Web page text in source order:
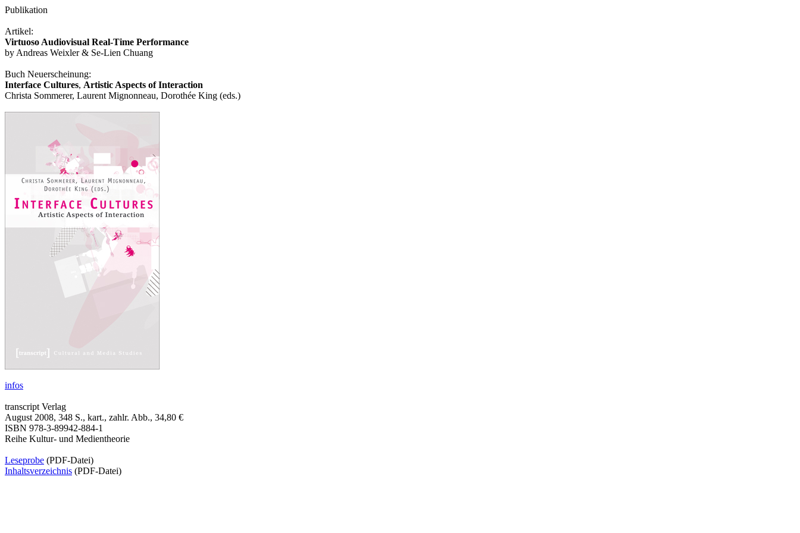
Publikation
Artikel:
Virtuoso Audiovisual Real-Time Performance
by Andreas Weixler & Se-Lien Chuang
Buch Neuerscheinung:
Interface Cultures, Artistic Aspects of Interaction
Christa Sommerer, Laurent Mignonneau, Dorothée King (eds.)
infos
transcript Verlag
August 2008, 348 S., kart., zahlr. Abb., 34,80 €
ISBN 978-3-89942-884-1
Reihe Kultur- und Medientheorie
Leseprobe (PDF-Datei)
Inhaltsverzeichnis (PDF-Datei)